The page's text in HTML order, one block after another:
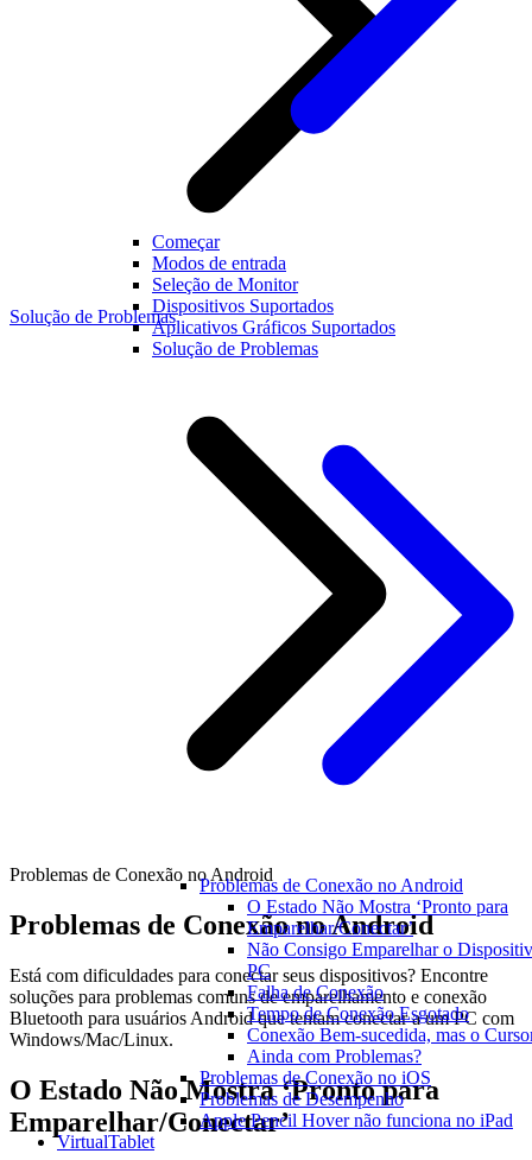
Começar
Modos de entrada
Seleção de Monitor
Dispositivos Suportados
Aplicativos Gráficos Suportados
Solução de Problemas
Problemas de Conexão no Android
O Estado Não Mostra ‘Pronto para
Emparelhar/Conectar’
Não Consigo Emparelhar o
PC
Falha de Conexão
Tempo de Conexão Esgotado
Conexão Bem-sucedida, mas o
Ainda com Problemas?
Problemas de Conexão no iOS
Problemas de Desempenho
Apple Pencil Hover não funciona no iPad
VirtualTablet
Solução de Problemas
Problemas de Conexão no Android
Problemas de Conexão no Android
Está com dificuldades para conectar seus dispositivos? Encontre
soluções para problemas comuns de emparelhamento e conexão
Bluetooth para usuários Android que tentam conectar a um PC com
Windows/Mac/Linux.
O Estado Não Mostra ‘Pronto para
Emparelhar/Conectar’